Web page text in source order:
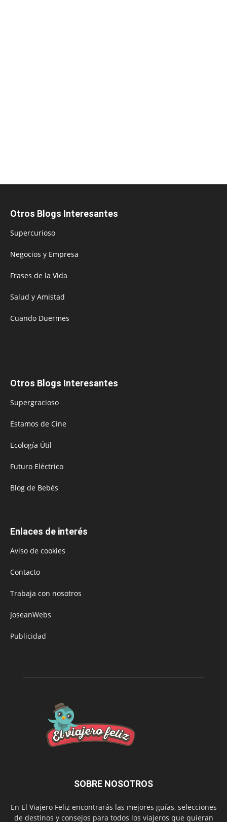
Otros Blogs Interesantes
Supercurioso
Negocios y Empresa
Frases de la Vida
Salud y Amistad
Cuando Duermes
Otros Blogs Interesantes
Supergracioso
Estamos de Cine
Ecología Útil
Futuro Eléctrico
Blog de Bebés
Enlaces de interés
Aviso de cookies
Contacto
Trabaja con nosotros
JoseanWebs
Publicidad
SOBRE NOSOTROS
En El Viajero Feliz encontrarás las mejores guías, selecciones
de destinos y consejos para todos los viajeros que quieran